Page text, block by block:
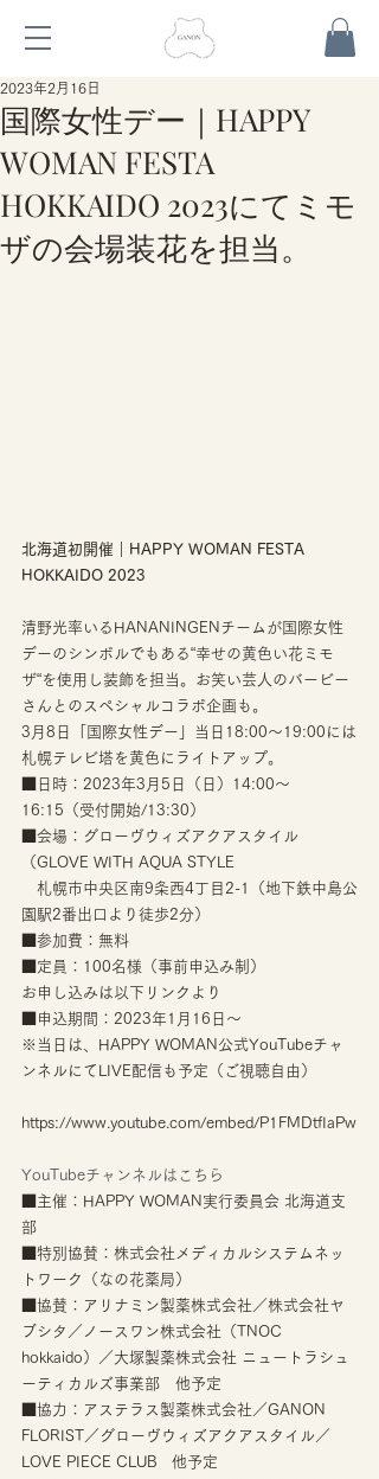
国際女性デー｜HAPPY
WOMAN FESTA
HOKKAIDO 2023にてミモ
ザの会場装花を担当。
2023年2月16日
北海道初開催｜HAPPY WOMAN FESTA
HOKKAIDO 2023
清野光率いるHANANINGENチームが国際女性
デーのシンボルでもある“幸せの黄色い花ミモ
ザ“を使用し装飾を担当。お笑い芸人のバービー
さんとのスペシャルコラボ企画も。
3月8日「国際女性デー」当日18:00〜19:00には
札幌テレビ塔を黄色にライトアップ。
■日時：2023年3月5日（日）14:00〜
16:15（受付開始/13:30）
■会場：グローヴウィズアクアスタイル
（GLOVE WITH AQUA STYLE
札幌市中央区南9条西4丁目2-1（地下鉄中島公
園駅2番出口より徒歩2分）
■参加費：無料
■定員：100名様（事前申込み制）
お申し込みは以下リンクより
■申込期間：2023年1月16日〜
※当日は、HAPPY WOMAN公式YouTubeチャ
ンネルにてLIVE配信も予定（ご視聴自由）
https://www.youtube.com/embed/P1FMDtfIaPw
YouTubeチャンネルはこちら
■主催：HAPPY WOMAN実行委員会 北海道支
部
■特別協賛：株式会社メディカルシステムネッ
トワーク（なの花薬局）
■協賛：アリナミン製薬株式会社／株式会社ヤ
ブシタ／ノースワン株式会社（TNOC
hokkaido）／大塚製薬株式会社 ニュートラシュ
ーティカルズ事業部　他予定
■協力：アステラス製薬株式会社／GANON
FLORIST／グローヴウィズアクアスタイル／
LOVE PIECE CLUB　他予定